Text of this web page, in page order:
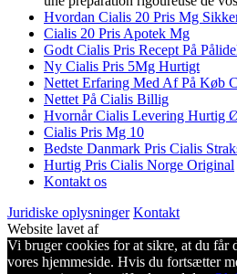
Hvordan Cialis 20 Pris Mg
Cialis 20 Pris Apotek Mg
Godt Cialis Pris Recept På
Ny Cialis Pris 5Mg Hurtigt
Nettet Erfaring Med Af På Køb
Nettet På Cialis Billig
Hvornår Cialis Levering Hurtig
Cialis Pris Mg 10
Bedste Danmark Pris Cialis
Hurtig Pris Cialis Norge Original
Kontakt os
Juridiske oplysninger Kontakt
Website lavet af
Vi bruger cookies for at sikre, at du får
vores hjemmeside. Hvis du fortsætter